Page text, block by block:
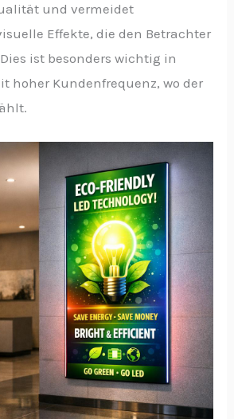
und vermeidet
Effekte, die den Betrachter
ist besonders wichtig in
hoher Kundenfrequenz, wo der